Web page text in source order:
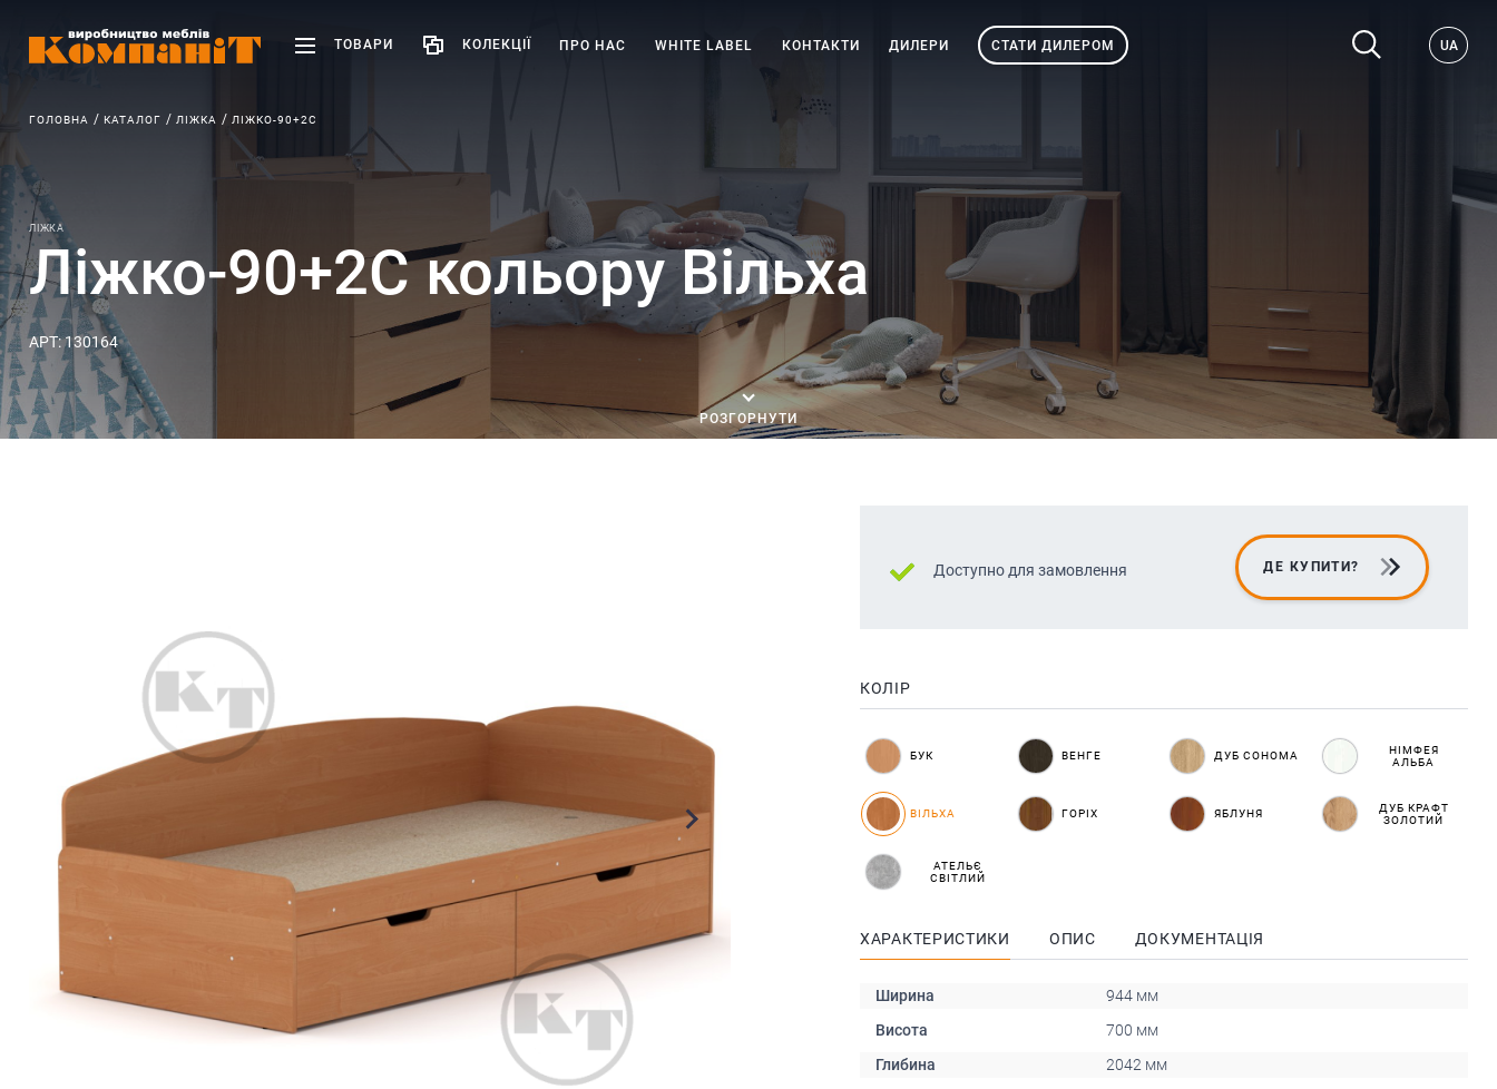
ТОВАРИ КОЛЕКЦІЇ ПРО НАС WHITE LABEL КОНТАКТИ ДИЛЕРИ СТАТИ ДИЛЕРОМ UA
ГОЛОВНА КАТАЛОГ ЛІЖКА ЛІЖКО-90+2С
ЛІЖКА
Ліжко-90+2С кольору Вільха
АРТ: 130164
РОЗГОРНУТИ
Доступно для замовлення ДЕ КУПИТИ?
КОЛІР
БУК ВЕНГЕ ДУБ СОНОМА
НІМФЕЯ
АЛЬБА
ВІЛЬХА ГОРІХ ЯБЛУНЯ
ДУБ КРАФТ
ЗОЛОТИЙ
АТЕЛЬЄ
СВІТЛИЙ
ХАРАКТЕРИСТИКИ ОПИС ДОКУМЕНТАЦІЯ
Ширина
944 мм
Висота
700 мм
Глибина
2042 мм